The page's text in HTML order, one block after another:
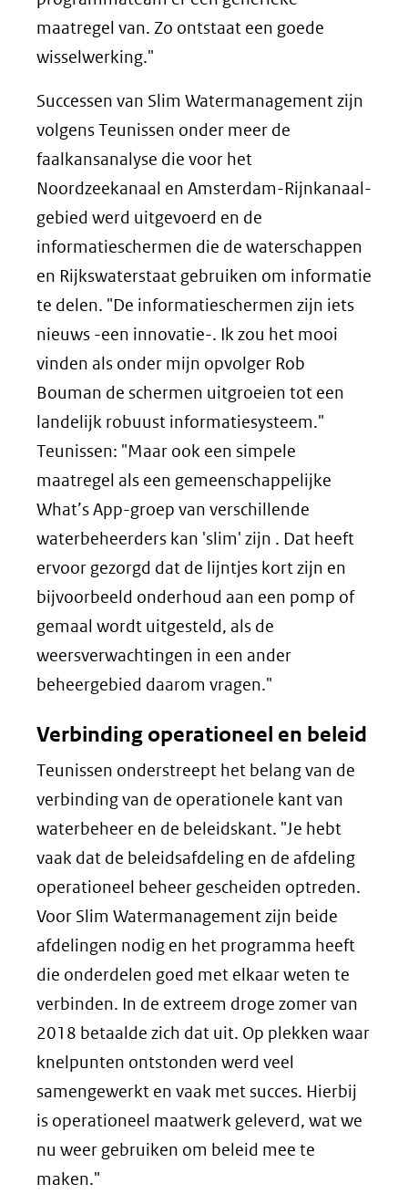
maatregel van. Zo ontstaat een goede
wisselwerking."
Successen van Slim Watermanagement zijn
volgens Teunissen onder meer de
faalkansanalyse die voor het
Noordzeekanaal en Amsterdam-Rijnkanaal-
gebied werd uitgevoerd en de
informatieschermen die de waterschappen
en Rijkswaterstaat gebruiken om informatie
te delen. "De informatieschermen zijn iets
nieuws -een innovatie-. Ik zou het mooi
vinden als onder mijn opvolger Rob
Bouman de schermen uitgroeien tot een
landelijk robuust informatiesysteem."
Teunissen: "Maar ook een simpele
maatregel als een gemeenschappelijke
What’s App-groep van verschillende
waterbeheerders kan 'slim' zijn . Dat heeft
ervoor gezorgd dat de lijntjes kort zijn en
bijvoorbeeld onderhoud aan een pomp of
gemaal wordt uitgesteld, als de
weersverwachtingen in een ander
beheergebied daarom vragen."
Verbinding operationeel en beleid
Teunissen onderstreept het belang van de
verbinding van de operationele kant van
waterbeheer en de beleidskant. "Je hebt
vaak dat de beleidsafdeling en de afdeling
operationeel beheer gescheiden optreden.
Voor Slim Watermanagement zijn beide
afdelingen nodig en het programma heeft
die onderdelen goed met elkaar weten te
verbinden. In de extreem droge zomer van
2018 betaalde zich dat uit. Op plekken waar
knelpunten ontstonden werd veel
samengewerkt en vaak met succes. Hierbij
is operationeel maatwerk geleverd, wat we
nu weer gebruiken om beleid mee te
maken."